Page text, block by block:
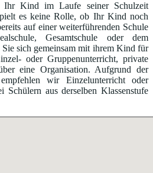
Kind im Laufe seiner Schulzeit
es keine Rolle, ob Ihr Kind noch
auf einer weiterführenden Schule
Gesamtschule oder dem
sich gemeinsam mit ihrem Kind für
oder Gruppenunterricht, private
eine Organisation. Aufgrund der
wir Einzelunterricht oder
aus derselben Klassenstufe